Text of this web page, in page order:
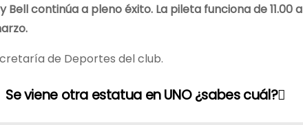
continúa a pleno éxito. La pileta funciona de 11.00 a
de Deportes del club.
Se viene otra estatua en UNO ¿sabes cuál?